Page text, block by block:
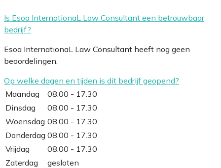
Is Esoa InternationaL Law Consultant een betrouwbaar
bedrijf?
Esoa InternationaL Law Consultant heeft nog geen
beoordelingen.
Op welke dagen en tijden is dit bedrijf geopend?
Maandag
08.00 - 17.30
Dinsdag
08.00 - 17.30
Woensdag 08.00 - 17.30
Donderdag 08.00 - 17.30
Vrijdag
08.00 - 17.30
Zaterdag
gesloten